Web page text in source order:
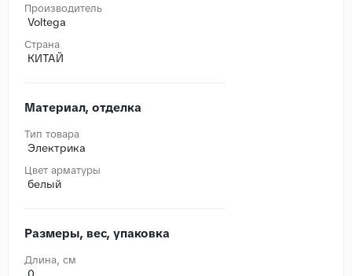
Производитель
Voltega
Страна
КИТАЙ
Материал, отделка
Тип товара
Электрика
Цвет арматуры
белый
Размеры, вес, упаковка
Длина, cм